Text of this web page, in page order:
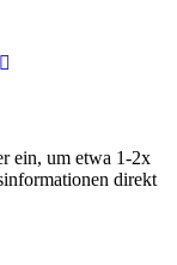
ein, um etwa 1-2x
direkt